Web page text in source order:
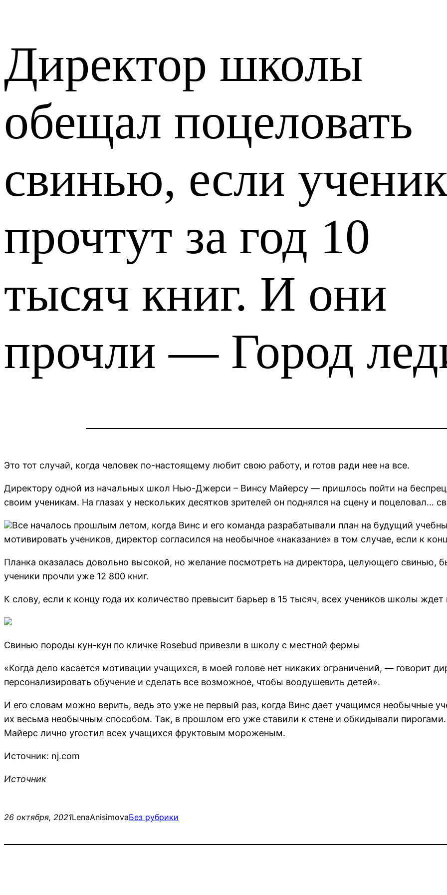
Директор школы
обещал поцеловать
свинью, если
прочтут за год 10
тысяч книг. И они
прочли — Город
Это тот случай, когда человек по-настоящему любит свою работу, и готов ради нее на все.
Директору одной из начальных школ Нью-Джерси – Винсу Майерсу — пришлось пойти на
своим ученикам. На глазах у нескольких десятков зрителей он поднялся на сцену и поцеловал…
Все началось прошлым летом, когда Винс и его команда разрабатывали план на будущий
мотивировать учеников, директор согласился на необычное «наказание» в том случае, если к
Планка оказалась довольно высокой, но желание посмотреть на директора, целующего свинью,
ученики прочли уже 12 800 книг.
К слову, если к концу года их количество превысит барьер в 15 тысяч, всех учеников школы ждет
Свинью породы кун-кун по кличке Rosebud привезли в школу с местной фермы
«Когда дело касается мотивации учащихся, в моей голове нет никаких ограничений, — говорит
персонализировать обучение и сделать все возможное, чтобы воодушевить детей».
И его словам можно верить, ведь это уже не первый раз, когда Винс дает учащимся необычные
их весьма необычным способом. Так, в прошлом его уже ставили к стене и обкидывали
Майерс лично угостил всех учащихся фруктовым мороженым.
Источник: nj.com
Источник
26 октября, 2021LenaAnisimovaБез рубрики